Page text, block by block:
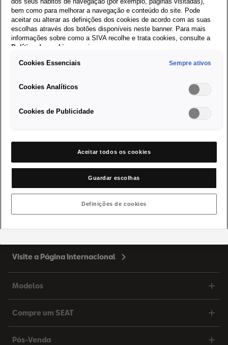
velocidades com tecnologia de embraiagem seca, a tecnologia
de transmissão revolucionária da SEAT está também disponível
para motores mais pequenos, que desenvolvem um binário
máximo de 250 Newton metros. A diferença essencial na caixa
nova embraiagem dupla que funciona a seco e não em banho
consequências são um consumo reduzido de combustível e uma
condução. Foram efetuados mais desenvolvimentos aos
Voltar ao Menu Principal
Visite a Página Internacional
Modelos
Compre um SEAT
Pós-Venda
dos seus hábitos de navegação (por exemplo, páginas visitadas),
bem como para melhorar a navegação e conteúdo do site. Pode
aceitar ou alterar as definições dos cookies de acordo com as suas
escolhas através dos botões disponíveis neste banner. Para mais
informações sobre como a SIVA recolhe e trata cookies, consulte a
Política de cookies
em vigor.
Cookies Essenciais Sempre ativos
Cookies Analíticos
Cookies de Publicidade
Aceitar todos os cookies
Guardar escolhas
Definições de cookies